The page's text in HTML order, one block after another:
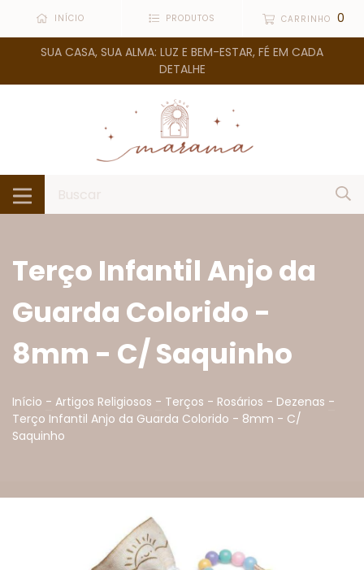
INÍCIO PRODUTOS CARRINHO 0
SUA CASA, SUA ALMA: LUZ E BEM-ESTAR, FÉ EM CADA
DETALHE
Terço Infantil Anjo da
Guarda Colorido -
8mm - C/ Saquinho
Início - Artigos Religiosos - Terços - Rosários - Dezenas -
Terço Infantil Anjo da Guarda Colorido - 8mm - C/
Saquinho